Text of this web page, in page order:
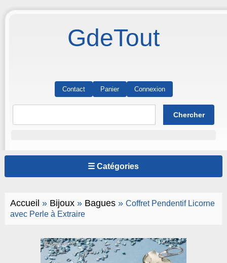
GdeTout
Contact Panier Connexion
☰ Catégories
Accueil » Bijoux» Bagues» Coffret Pendentif Licorne
avec Perle à Extraire